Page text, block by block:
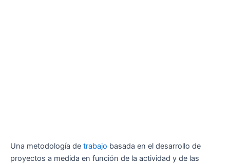
Una metodología de trabajo basada en el desarrollo de
proyectos a medida en función de la actividad y de las